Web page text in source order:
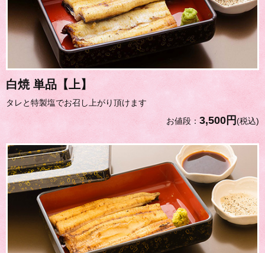
白焼 単品【上】
タレと特製塩でお召し上がり頂けます
お値段： 3,500円(税込)